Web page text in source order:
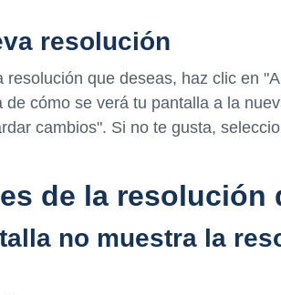
resolución
que deseas, haz clic en
cómo se verá tu pantalla a la
cambios". Si no te gusta,
de la resolución
no muestra la